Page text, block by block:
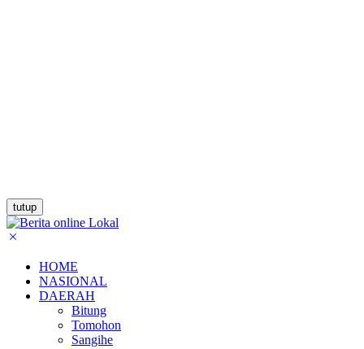
tutup
HOME
NASIONAL
DAERAH
Bitung
Tomohon
Sangihe